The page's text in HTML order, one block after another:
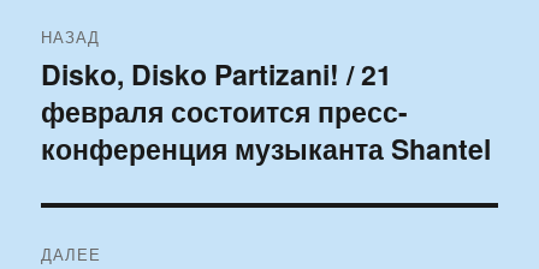
по
записям
НАЗАД
Предыдущая
запись:
Disko, Disko Partizani! / 21
февраля состоится пресс-
конференция музыканта Shantel
ДАЛЕЕ